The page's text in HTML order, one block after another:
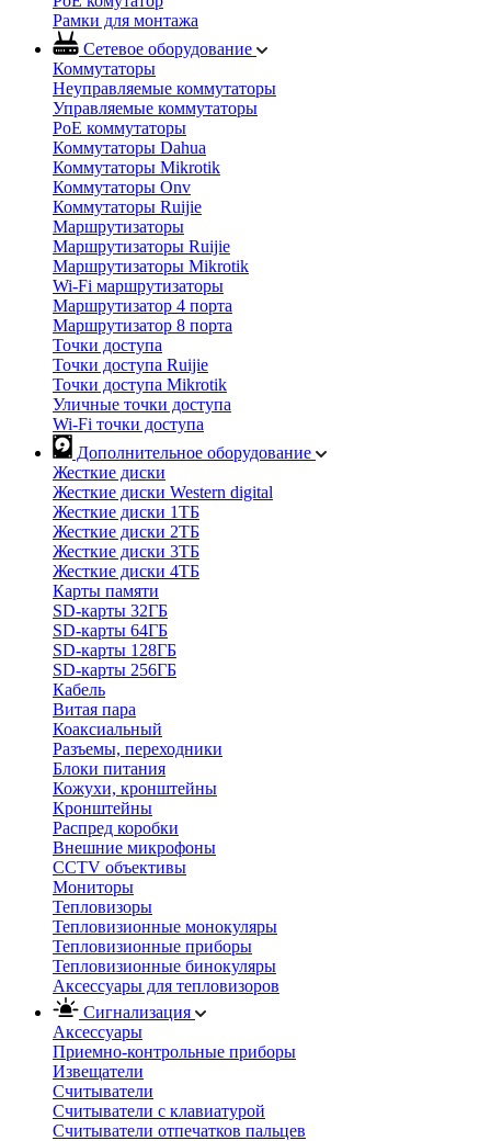
Рамки для монтажа
Сетевое оборудование
Коммутаторы
Неуправляемые коммутаторы
Управляемые коммутаторы
PoE коммутаторы
Коммутаторы Dahua
Коммутаторы Mikrotik
Коммутаторы Onv
Коммутаторы Ruijie
Маршрутизаторы
Маршрутизаторы Ruijie
Маршрутизаторы Mikrotik
Wi-Fi маршрутизаторы
Маршрутизатор 4 порта
Маршрутизатор 8 порта
Точки доступа
Точки доступа Ruijie
Точки доступа Mikrotik
Уличные точки доступа
Wi-Fi точки доступа
Дополнительное оборудование
Жесткие диски
Жесткие диски Western digital
Жесткие диски 1ТБ
Жесткие диски 2ТБ
Жесткие диски 3ТБ
Жесткие диски 4ТБ
Карты памяти
SD-карты 32ГБ
SD-карты 64ГБ
SD-карты 128ГБ
SD-карты 256ГБ
Кабель
Витая пара
Коаксиальный
Разъемы, переходники
Блоки питания
Кожухи, кронштейны
Кронштейны
Распред коробки
Внешние микрофоны
CCTV объективы
Мониторы
Тепловизоры
Тепловизионные монокуляры
Тепловизионные приборы
Тепловизионные бинокуляры
Аксессуары для тепловизоров
Сигнализация
Аксессуары
Приемно-контрольные приборы
Извещатели
Считыватели
Cчитыватели с клавиатурой
Cчитыватели отпечатков пальцев